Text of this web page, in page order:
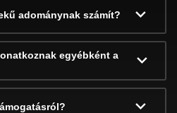
adománynak számít?
egyébként a